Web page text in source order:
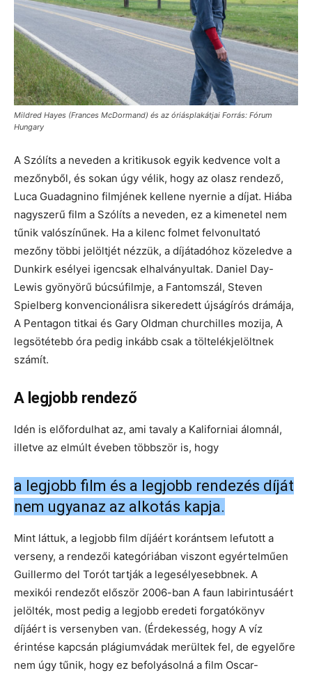
Mildred Hayes (Frances McDormand) és az óriásplakátjai Forrás: Fórum
Hungary
A Szólíts a neveden a kritikusok egyik kedvence volt a
mezőnyből, és sokan úgy vélik, hogy az olasz rendező,
Luca Guadagnino filmjének kellene nyernie a díjat. Hiába
nagyszerű film a Szólíts a neveden, ez a kimenetel nem
tűnik valószínűnek. Ha a kilenc folmet felvonultató
mezőny többi jelöltjét nézzük, a díjátadóhoz közeledve a
Dunkirk esélyei igencsak elhalványultak. Daniel Day-
Lewis gyönyörű búcsúfilmje, a Fantomszál, Steven
Spielberg konvencionálisra sikeredett újságírós drámája,
A Pentagon titkai és Gary Oldman churchilles mozija, A
legsötétebb óra pedig inkább csak a töltelékjelöltnek
számít.
A legjobb rendező
Idén is előfordulhat az, ami tavaly a Kaliforniai álomnál,
illetve az elmúlt éveben többször is, hogy
a legjobb film és a legjobb rendezés díját
nem ugyanaz az alkotás kapja.
Mint láttuk, a legjobb film díjáért korántsem lefutott a
verseny, a rendezői kategóriában viszont egyértelműen
Guillermo del Torót tartják a legesélyesebbnek. A
mexikói rendezőt először 2006-ban A faun labirintusáért
jelölték, most pedig a legjobb eredeti forgatókönyv
díjáért is versenyben van. (Érdekesség, hogy A víz
érintése kapcsán plágiumvádak merültek fel, de egyelőre
nem úgy tűnik, hogy ez befolyásolná a film Oscar-